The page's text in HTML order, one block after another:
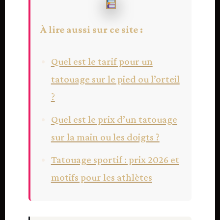
À lire aussi sur ce site :
Quel est le tarif pour un
tatouage sur le pied ou l’orteil
?
Quel est le prix d’un tatouage
sur la main ou les doigts ?
Tatouage sportif : prix 2026 et
motifs pour les athlètes